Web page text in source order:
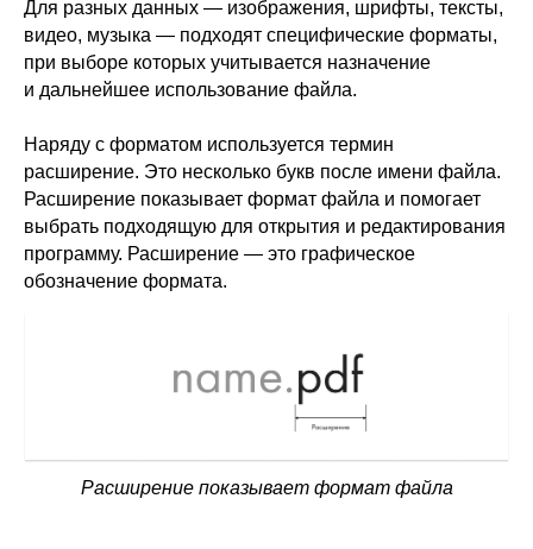
Для разных данных — изображения, шрифты, тексты,
видео, музыка — подходят специфические форматы,
при выборе которых учитывается назначение
и дальнейшее использование файла.
Наряду с форматом используется термин
расширение. Это несколько букв после имени файла.
Расширение показывает формат файла и помогает
выбрать подходящую для открытия и редактирования
программу. Расширение — это графическое
обозначение формата.
Расширение показывает формат файла